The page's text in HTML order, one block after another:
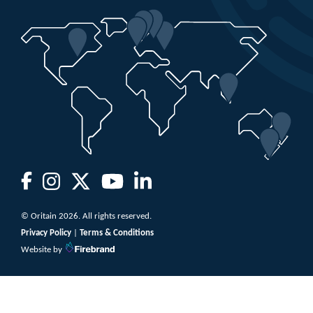
Après un post-doctorat à l’Institut des sciences marines de
l’université de Tasmanie, Kate est revenue en Nouvelle-Zélande
et a rejoint Oritain en 2015.
© Oritain 2026. All rights reserved.
Privacy Policy
Terms & Conditions
Website by